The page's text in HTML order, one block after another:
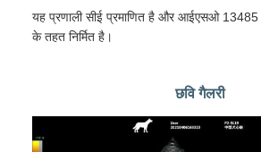
यह प्रणाली सीई प्रमाणित है और आईएसओ 13485
के तहत निर्मित है।
छवि गैलरी